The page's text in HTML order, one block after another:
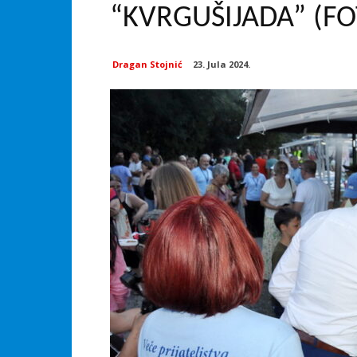
“KVRGUŠIJADA”
Dragan Stojnić 23. Jula 2024.